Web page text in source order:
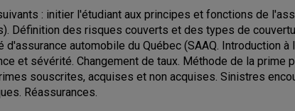
: initier l'étudiant aux principes et fonctions de
Définition des risques couverts et des types de
automobile du Québec (SAAQ. Introduction à
et sévérité. Changement de taux. Méthode de la prime
souscrites, acquises et non acquises. Sinistres
Réassurances.